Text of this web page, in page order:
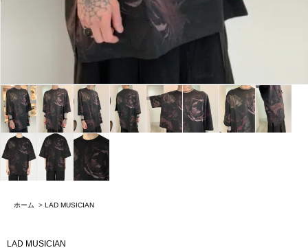
ホーム > LAD MUSICIAN
LAD MUSICIAN